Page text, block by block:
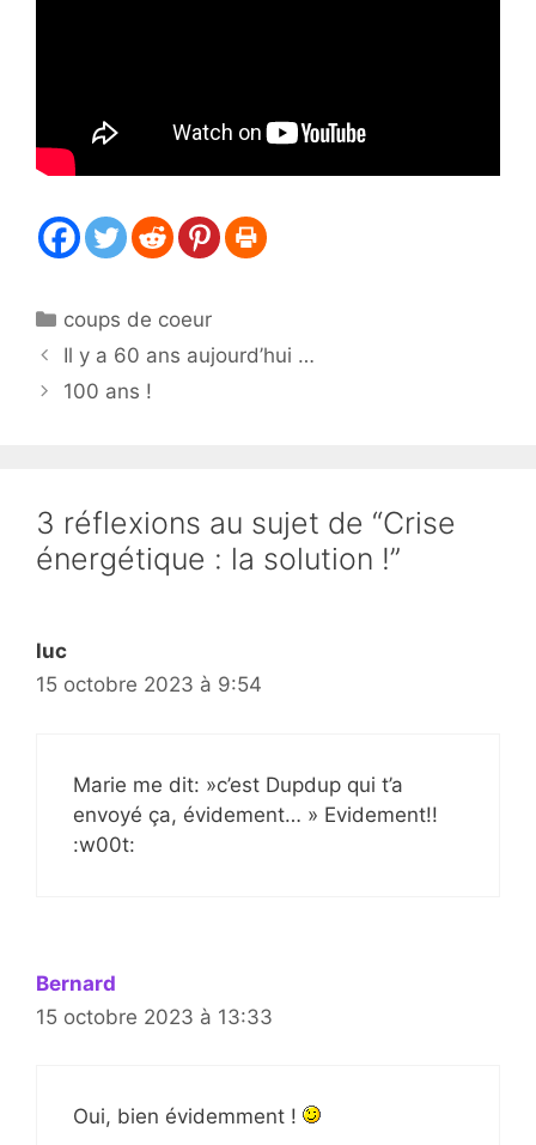
Catégories
coups de coeur
Il y a 60 ans aujourd’hui …
100 ans !
3 réflexions au sujet de “Crise
énergétique : la solution !”
luc
15 octobre 2023 à 9:54
Marie me dit: »c’est Dupdup qui t’a
envoyé ça, évidement… » Evidement!!
:w00t:
Bernard
15 octobre 2023 à 13:33
Oui, bien évidemment !